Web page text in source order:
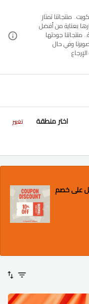
منتجاتنا تمتاز
بعناية من أفضل
منتجاتنا جودتها
وفي حال
اختر منطقة تغيير
على خصم